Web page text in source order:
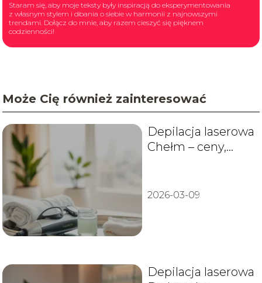
Staram się, aby moje teksty były inspiracją do eksperymentowania
z własnym stylem i dbania o siebie w harmonii z najnowszymi
trendami. Dołącz do mnie, aby razem cieszyć się pięknem
codzienności!
Może Cię również zainteresować
Depilacja laserowa
Chełm – ceny,
2026-03-09
Depilacja laserowa